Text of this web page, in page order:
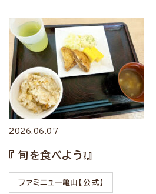
2026.06.07
『 旬を食べよう❕』
ファミニュー亀山【公式】